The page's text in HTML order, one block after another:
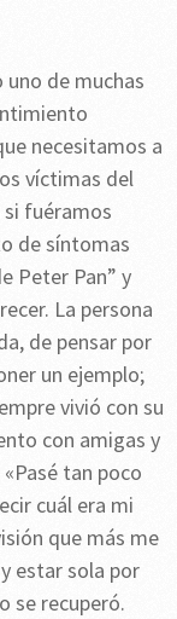
de muchas
necesitamos a
víctimas del
fuéramos
de síntomas
Peter Pan” y
La persona
de pensar por
un ejemplo;
vivió con su
con amigas y
tan poco
cuál era mi
que más me
estar sola por
se recuperó.